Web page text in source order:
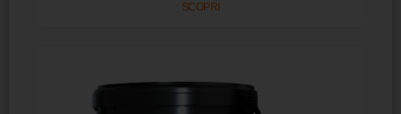
SCOPRI